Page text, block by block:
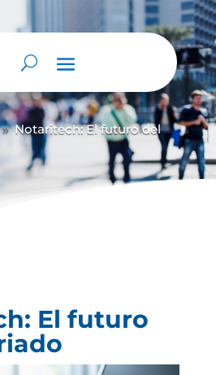
Notaritech: El futuro del
El futuro